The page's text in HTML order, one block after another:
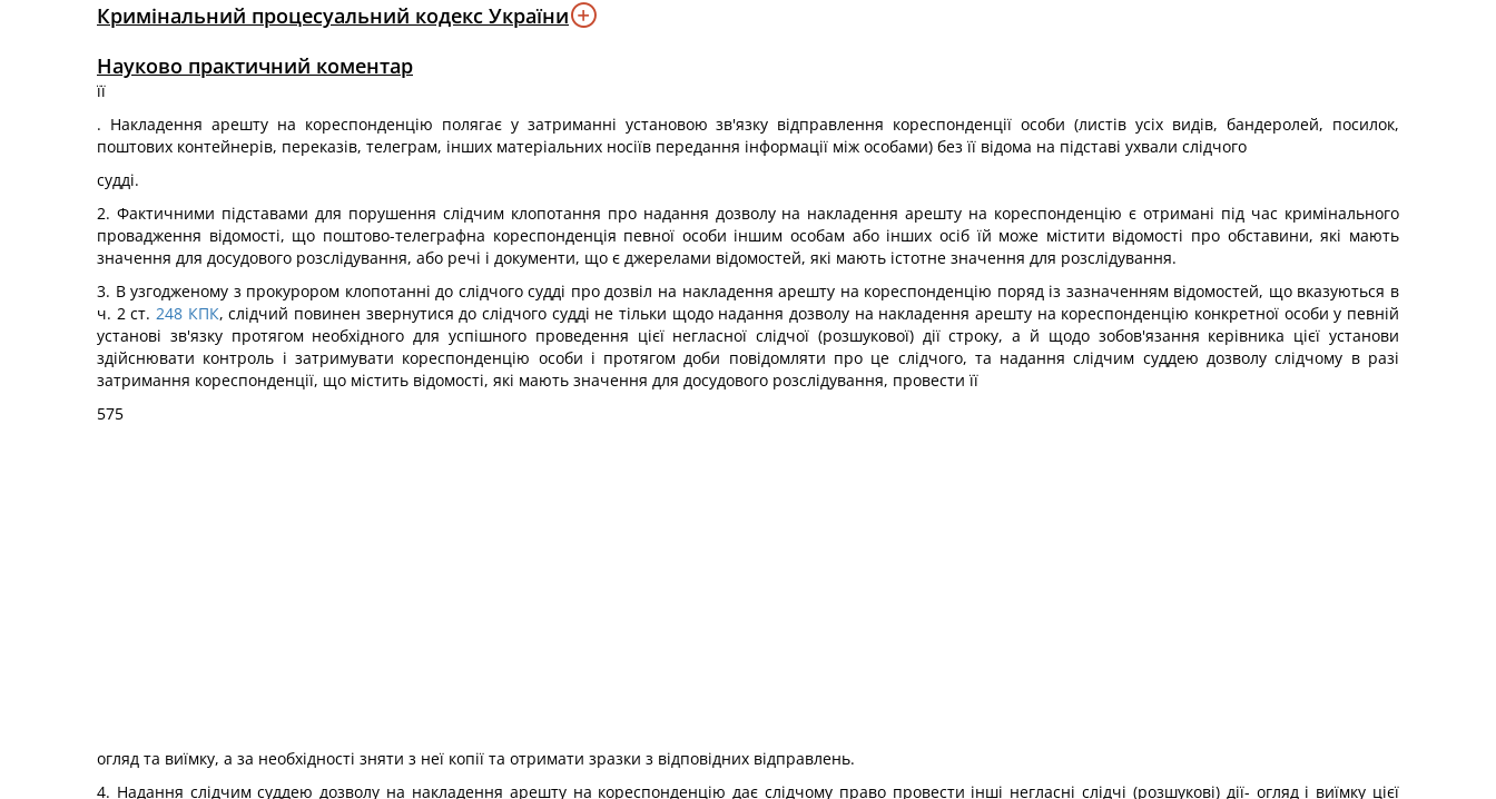
Кримінальний процесуальний кодекс України
Науково практичний коментар
її
. Накладення арешту на кореспонденцію полягає у затриманні установою зв'язку відправлення кореспонденції особи (листів усіх видів, бандеролей, посилок,
поштових контейнерів, переказів, телеграм, інших матеріальних носіїв передання інформації між особами) без її відома на підставі ухвали слідчого
судді.
2. Фактичними підставами для порушення слідчим клопотання про надання дозволу на накладення арешту на кореспонденцію є отримані під час кримінального
провадження відомості, що поштово-телеграфна кореспонденція певної особи іншим особам або інших осіб їй може містити відомості про обставини, які мають
значення для досудового розслідування, або речі і документи, що є джерелами відомостей, які мають істотне значення для розслідування.
3. В узгодженому з прокурором клопотанні до слідчого судді про дозвіл на накладення арешту на кореспонденцію поряд із зазначенням відомостей, що вказуються в
ч. 2 ст. 248 КПК, слідчий повинен звернутися до слідчого судді не тільки щодо надання дозволу на накладення арешту на кореспонденцію конкретної особи у певній
установі зв'язку протягом необхідного для успішного проведення цієї негласної слідчої (розшукової) дії строку, а й щодо зобов'язання керівника цієї установи
здійснювати контроль і затримувати кореспонденцію особи і протягом доби повідомляти про це слідчого, та надання слідчим суддею дозволу слідчому в разі
затримання кореспонденції, що містить відомості, які мають значення для досудового розслідування, провести її
575
огляд та виїмку, а за необхідності зняти з неї копії та отримати зразки з відповідних відправлень.
4. Надання слідчим суддею дозволу на накладення арешту на кореспонденцію дає слідчому право провести інші негласні слідчі (розшукові) дії- огляд і виїмку цієї